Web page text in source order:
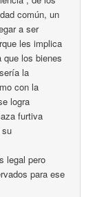
común, un
a ser
les implica
que los bienes
la
con la
logra
furtiva
su
legal pero
para ese